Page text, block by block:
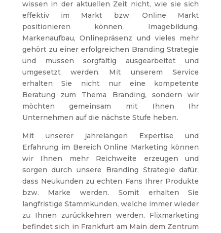
wissen in der aktuellen Zeit nicht, wie sie sich
effektiv im Markt bzw. Online Markt
positionieren können. Imagebildung,
Markenaufbau, Onlinepräsenz und vieles mehr
gehört zu einer erfolgreichen Branding Strategie
und müssen sorgfältig ausgearbeitet und
umgesetzt werden. Mit unserem Service
erhalten Sie nicht nur eine kompetente
Beratung zum Thema Branding, sondern wir
möchten gemeinsam mit Ihnen Ihr
Unternehmen auf die nächste Stufe heben.
Mit unserer jahrelangen Expertise und
Erfahrung im Bereich Online Marketing können
wir Ihnen mehr Reichweite erzeugen und
sorgen durch unsere Branding Strategie dafür,
dass Neukunden zu echten Fans Ihrer Produkte
bzw. Marke werden. Somit erhalten Sie
langfristige Stammkunden, welche immer wieder
zu Ihnen zurückkehren werden. Flixmarketing
befindet sich in Frankfurt am Main dem Zentrum